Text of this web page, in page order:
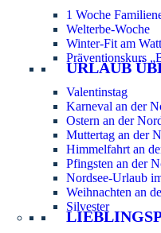
1 Woche
Welterbe-Woche
Winter-Fit am
Präventionskurs
URLAUB
Valentinstag
Karneval an der
Ostern an der
Muttertag an der
Himmelfahrt an
Pfingsten an der
Nordsee-Urlaub
Weihnachten an
Silvester